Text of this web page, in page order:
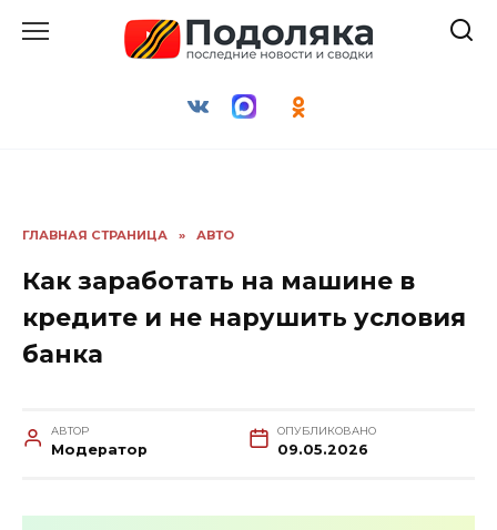
ГЛАВНАЯ СТРАНИЦА » АВТО
Как заработать на машине в
кредите и не нарушить условия
банка
АВТОР
Модератор
ОПУБЛИКОВАНО
09.05.2026